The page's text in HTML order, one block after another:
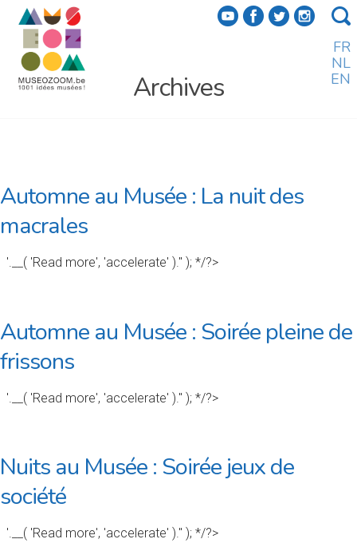
f a b e
FR
NL
EN
Archives
Automne au Musée : La nuit des
macrales
'.__( 'Read more', 'accelerate' ).'' ); */?>
Automne au Musée : Soirée pleine de
frissons
'.__( 'Read more', 'accelerate' ).'' ); */?>
Nuits au Musée : Soirée jeux de
société
'.__( 'Read more', 'accelerate' ).'' ); */?>